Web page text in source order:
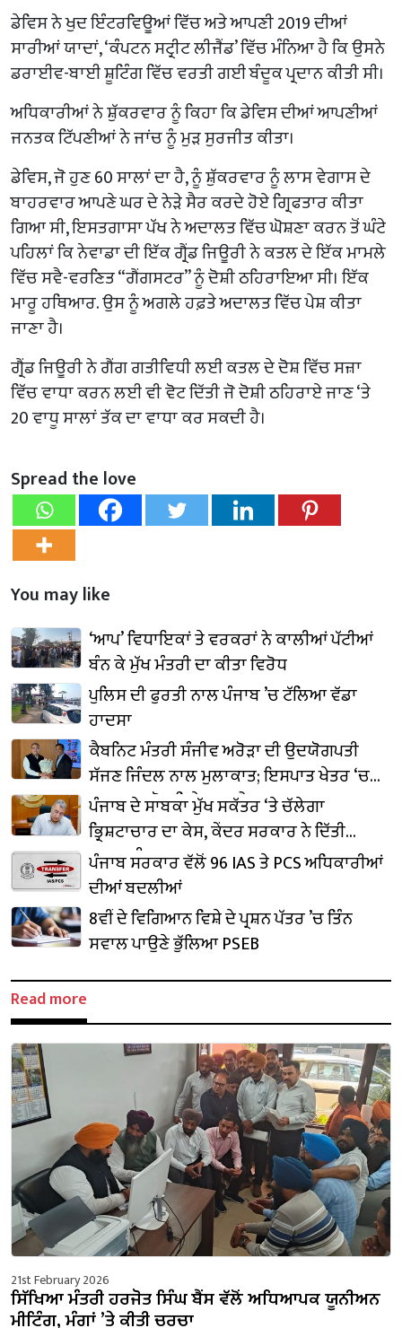
ਡੇਵਿਸ ਨੇ ਖੁਦ ਇੰਟਰਵਿਊਆਂ ਵਿੱਚ ਅਤੇ ਆਪਣੀ 2019 ਦੀਆਂ
ਸਾਰੀਆਂ ਯਾਦਾਂ, ‘ਕੰਪਟਨ ਸਟ੍ਰੀਟ ਲੀਜੈਂਡ’ ਵਿੱਚ ਮੰਨਿਆ ਹੈ ਕਿ ਉਸਨੇ
ਡਰਾਈਵ-ਬਾਈ ਸ਼ੂਟਿੰਗ ਵਿੱਚ ਵਰਤੀ ਗਈ ਬੰਦੂਕ ਪ੍ਰਦਾਨ ਕੀਤੀ ਸੀ।
ਅਧਿਕਾਰੀਆਂ ਨੇ ਸ਼ੁੱਕਰਵਾਰ ਨੂੰ ਕਿਹਾ ਕਿ ਡੇਵਿਸ ਦੀਆਂ ਆਪਣੀਆਂ
ਜਨਤਕ ਟਿੱਪਣੀਆਂ ਨੇ ਜਾਂਚ ਨੂੰ ਮੁੜ ਸੁਰਜੀਤ ਕੀਤਾ।
ਡੇਵਿਸ, ਜੋ ਹੁਣ 60 ਸਾਲਾਂ ਦਾ ਹੈ, ਨੂੰ ਸ਼ੁੱਕਰਵਾਰ ਨੂੰ ਲਾਸ ਵੇਗਾਸ ਦੇ
ਬਾਹਰਵਾਰ ਆਪਣੇ ਘਰ ਦੇ ਨੇੜੇ ਸੈਰ ਕਰਦੇ ਹੋਏ ਗ੍ਰਿਫਤਾਰ ਕੀਤਾ
ਗਿਆ ਸੀ, ਇਸਤਗਾਸਾ ਪੱਖ ਨੇ ਅਦਾਲਤ ਵਿੱਚ ਘੋਸ਼ਣਾ ਕਰਨ ਤੋਂ ਘੰਟੇ
ਪਹਿਲਾਂ ਕਿ ਨੇਵਾਡਾ ਦੀ ਇੱਕ ਗ੍ਰੈਂਡ ਜਿਊਰੀ ਨੇ ਕਤਲ ਦੇ ਇੱਕ ਮਾਮਲੇ
ਵਿੱਚ ਸਵੈ-ਵਰਣਿਤ “ਗੈਂਗਸਟਰ” ਨੂੰ ਦੋਸ਼ੀ ਠਹਿਰਾਇਆ ਸੀ। ਇੱਕ
ਮਾਰੂ ਹਥਿਆਰ. ਉਸ ਨੂੰ ਅਗਲੇ ਹਫ਼ਤੇ ਅਦਾਲਤ ਵਿੱਚ ਪੇਸ਼ ਕੀਤਾ
ਜਾਣਾ ਹੈ।
ਗ੍ਰੈਂਡ ਜਿਊਰੀ ਨੇ ਗੈਂਗ ਗਤੀਵਿਧੀ ਲਈ ਕਤਲ ਦੇ ਦੋਸ਼ ਵਿੱਚ ਸਜ਼ਾ
ਵਿੱਚ ਵਾਧਾ ਕਰਨ ਲਈ ਵੀ ਵੋਟ ਦਿੱਤੀ ਜੋ ਦੋਸ਼ੀ ਠਹਿਰਾਏ ਜਾਣ ‘ਤੇ
20 ਵਾਧੂ ਸਾਲਾਂ ਤੱਕ ਦਾ ਵਾਧਾ ਕਰ ਸਕਦੀ ਹੈ।
Spread the love
You may like
‘ਆਪ’ ਵਿਧਾਇਕਾਂ ਤੇ ਵਰਕਰਾਂ ਨੇ ਕਾਲੀਆਂ ਪੱਟੀਆਂ
ਬੰਨ ਕੇ ਮੁੱਖ ਮੰਤਰੀ ਦਾ ਕੀਤਾ ਵਿਰੋਧ
ਪੁਲਿਸ ਦੀ ਫੁਰਤੀ ਨਾਲ ਪੰਜਾਬ ’ਚ ਟੱਲਿਆ ਵੱਡਾ
ਹਾਦਸਾ
ਕੈਬਨਿਟ ਮੰਤਰੀ ਸੰਜੀਵ ਅਰੋੜਾ ਦੀ ਉਦਯੋਗਪਤੀ
ਸੱਜਣ ਜਿੰਦਲ ਨਾਲ ਮੁਲਾਕਾਤ; ਇਸਪਾਤ ਖੇਤਰ ‘ਚ
₹1,500 ਕਰੋੜ ਨਿਵੇਸ਼ ਦਾ ਐਲਾਨ
ਪੰਜਾਬ ਦੇ ਸਾਬਕਾ ਮੁੱਖ ਸਕੱਤਰ ‘ਤੇ ਚੱਲੇਗਾ
ਭ੍ਰਿਸ਼ਟਾਚਾਰ ਦਾ ਕੇਸ, ਕੇਂਦਰ ਸਰਕਾਰ ਨੇ ਦਿੱਤੀ
ਪ੍ਰਵਾਨਗੀ
ਪੰਜਾਬ ਸਰਕਾਰ ਵੱਲੋਂ 96 IAS ਤੇ PCS ਅਧਿਕਾਰੀਆਂ
ਦੀਆਂ ਬਦਲੀਆਂ
8ਵੀਂ ਦੇ ਵਿਗਿਆਨ ਵਿਸ਼ੇ ਦੇ ਪ੍ਰਸ਼ਨ ਪੱਤਰ ’ਚ ਤਿੰਨ
ਸਵਾਲ ਪਾਉਣੇ ਭੁੱਲਿਆ PSEB
Read more
21st February 2026
ਸਿੱਖਿਆ ਮੰਤਰੀ ਹਰਜੋਤ ਸਿੰਘ ਬੈਂਸ ਵੱਲੋਂ ਅਧਿਆਪਕ ਯੂਨੀਅਨ
ਮੀਟਿੰਗ, ਮੰਗਾਂ ’ਤੇ ਕੀਤੀ ਚਰਚਾ